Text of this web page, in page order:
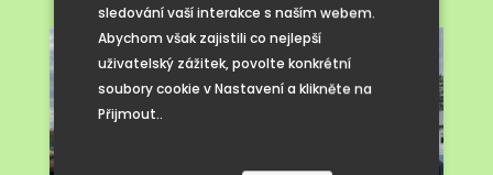
sledování vaší interakce s naším webem.
Abychom však zajistili co nejlepší
uživatelský zážitek, povolte konkrétní
soubory cookie v Nastavení a klikněte na
Přijmout..